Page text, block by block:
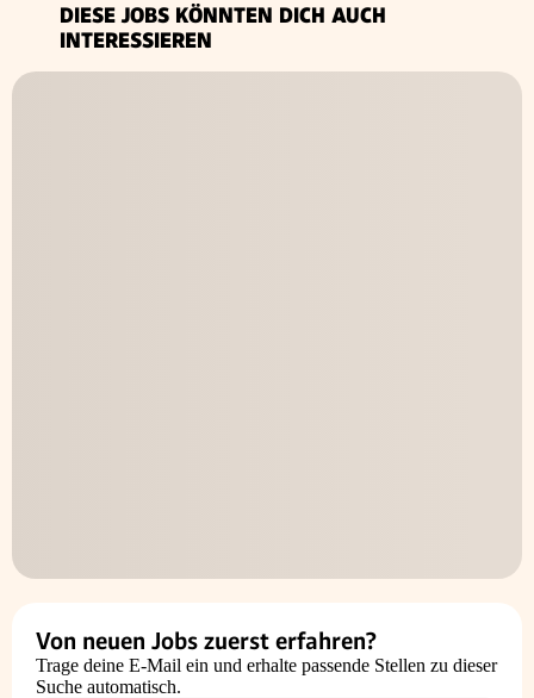
DIESE JOBS KÖNNTEN DICH AUCH
INTERESSIEREN
Von neuen Jobs zuerst erfahren?
Trage deine E-Mail ein und erhalte passende Stellen zu dieser
Suche automatisch.